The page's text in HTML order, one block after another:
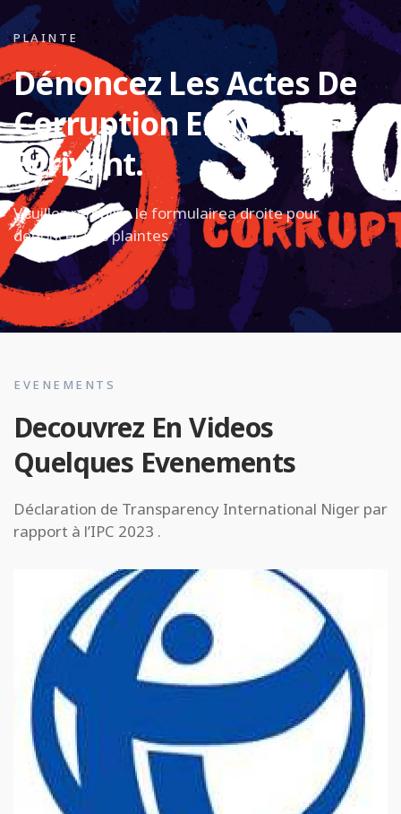
PLAINTE
Dénoncez Les Actes De
Corruption En Nous
Écrivant.
Veuillez remplire le formulairea droite pour
denoncer vos plaintes
EVENEMENTS
Decouvrez En Videos
Quelques Evenements
Déclaration de Transparency International Niger par
rapport à l’IPC 2023 .